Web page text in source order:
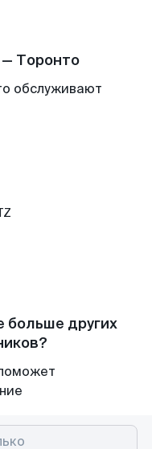
Торонто
обслуживают
больше других